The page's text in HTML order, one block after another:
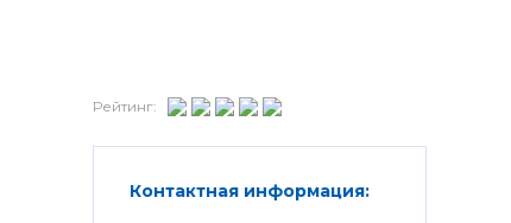
Рейтинг:
Контактная информация: